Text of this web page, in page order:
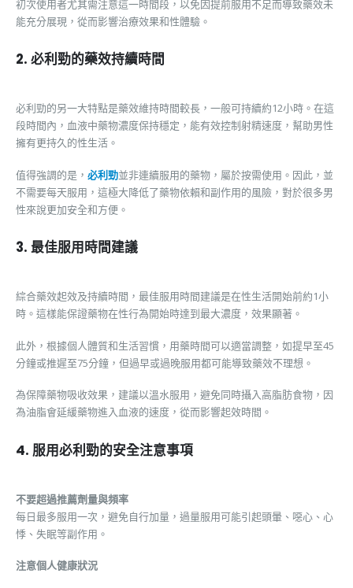
初次使用者尤其需注意這一時間段，以免因提前服用不足而導致藥效未
能充分展現，從而影響治療效果和性體驗。
2. 必利勁的藥效持續時間
必利勁的另一大特點是藥效維持時間較長，一般可持續約12小時。在這
段時間內，血液中藥物濃度保持穩定，能有效控制射精速度，幫助男性
擁有更持久的性生活。
值得強調的是， 必利勁並非連續服用的藥物，屬於按需使用。因此，並
不需要每天服用，這極大降低了藥物依賴和副作用的風險，對於很多男
性來說更加安全和方便。
3. 最佳服用時間建議
綜合藥效起效及持續時間，最佳服用時間建議是在性生活開始前約1小
時。這樣能保證藥物在性行為開始時達到最大濃度，效果顯著。
此外，根據個人體質和生活習慣，用藥時間可以適當調整，如提早至45
分鐘或推遲至75分鐘，但過早或過晚服用都可能導致藥效不理想。
為保障藥物吸收效果，建議以溫水服用，避免同時攝入高脂肪食物，因
為油脂會延緩藥物進入血液的速度，從而影響起效時間。
4. 服用必利勁的安全注意事項
不要超過推薦劑量與頻率
每日最多服用一次，避免自行加量，過量服用可能引起頭暈、噁心、心
悸、失眠等副作用。
注意個人健康狀況